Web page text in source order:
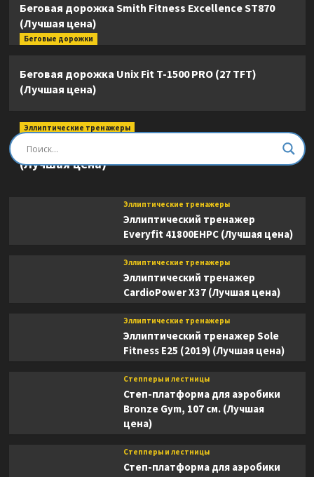
Беговая дорожка Smith Fitness Excellence ST870
(Лучшая цена)
Беговые дорожки
Беговая дорожка Unix Fit T-1500 PRO (27 TFT)
(Лучшая цена)
Эллиптические тренажеры
Эллиптический тренажер DFC E8745T
(Лучшая цена)
Эллиптические тренажеры
Эллиптический тренажер
Everyfit 41800EHPC (Лучшая цена)
Эллиптические тренажеры
Эллиптический тренажер
CardioPower X37 (Лучшая цена)
Эллиптические тренажеры
Эллиптический тренажер Sole
Fitness E25 (2019) (Лучшая цена)
Степперы и лестницы
Степ-платформа для аэробики
Bronze Gym, 107 см. (Лучшая
цена)
Степперы и лестницы
Степ-платформа для аэробики